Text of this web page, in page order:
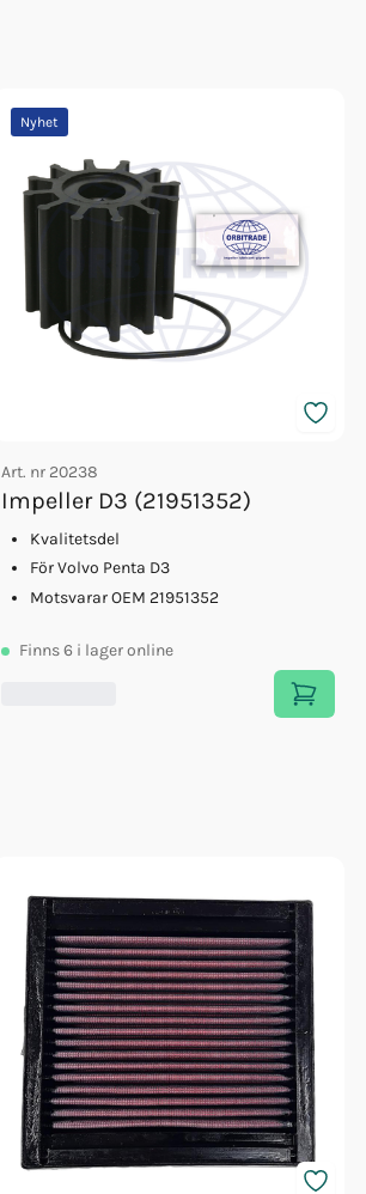
Nyhet
Art. nr 20238
Impeller D3 (21951352)
Kvalitetsdel
För Volvo Penta D3
Motsvarar OEM 21951352
Finns6 i lager online